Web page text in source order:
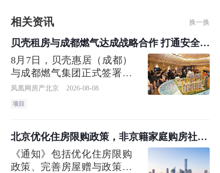
相关资讯 换一换
贝壳租房与成都燃气达成战略合作 打通安全巡
检“最后一米”
8月7日，贝壳惠居（成都）
与成都燃气集团正式签署全
面战略合作协议。作为四川
万级规模的省心租在管房
源，围绕燃气安全检查、隐
患协同整改、智能报
凤凰网房产北京 2026-08-08
项目
北京优化住房限购政策，非京籍家庭购房社保
个税缴纳年限下调为一年
《通知》包括优化住房限购
政策、完善房屋赠与政策、